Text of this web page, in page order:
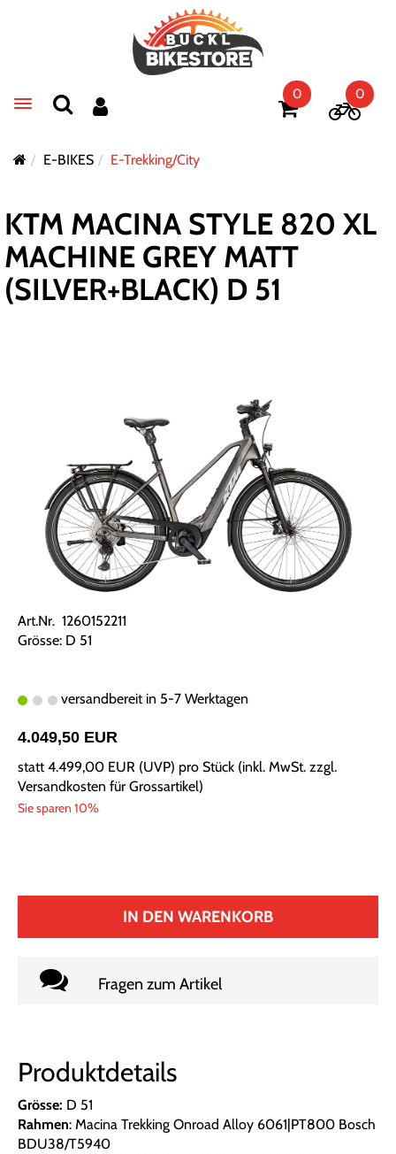
Toggle navigation
0 0
E-BIKES E-Trekking/City
KTM MACINA STYLE 820 XL
MACHINE GREY MATT
(SILVER+BLACK) D 51
Art.Nr. 1260152211
Grösse: D 51
versandbereit in 5-7 Werktagen
4.049,50 EUR
statt4.499,00 EUR (UVP) pro Stück (inkl. MwSt. zzgl.
Versandkosten für Grossartikel)
Sie sparen 10%
IN DEN WARENKORB
Fragen zum Artikel
Produktdetails
Grösse: D 51
Rahmen: Macina Trekking Onroad Alloy 6061|PT800 Bosch
BDU38/T5940